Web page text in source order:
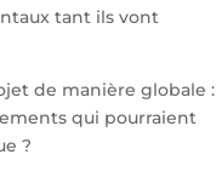
tant ils vont
de manière globale :
qui pourraient
?